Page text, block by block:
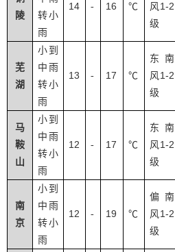
陵
转小
雨
14 - 16 ℃
风1-2
级
芜
湖
小到
中雨
转小
雨
13 - 17 ℃
东南
风1-2
级
马
鞍
山
小到
中雨
转小
雨
12 - 17 ℃
东南
风1-2
级
南
京
小到
中雨
转小
雨
12 - 19 ℃
偏南
风1-2
级